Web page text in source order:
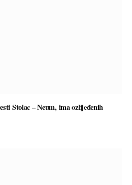
Stolac – Neum, ima ozlijeđenih